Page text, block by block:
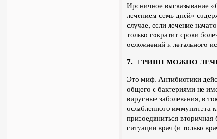
Ироничное высказывание
лечением семь дней»
случае, если лечение
только сократит сроки
осложнений и летального
7. ГРИПП МОЖНО
Это миф. Антибиотики
общего с бактериями не
вирусные заболевания, в
ослабленного иммунитета
присоединиться вторичная
ситуации врач (и только